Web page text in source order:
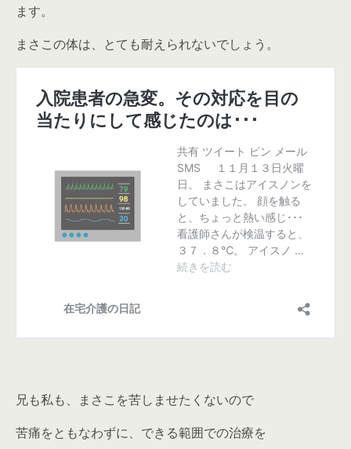
ます。
まさこの体は、とても耐えられないでしょう。
兄も私も、まさこを苦しませたくないので
苦痛をともなわずに、できる範囲での治療を